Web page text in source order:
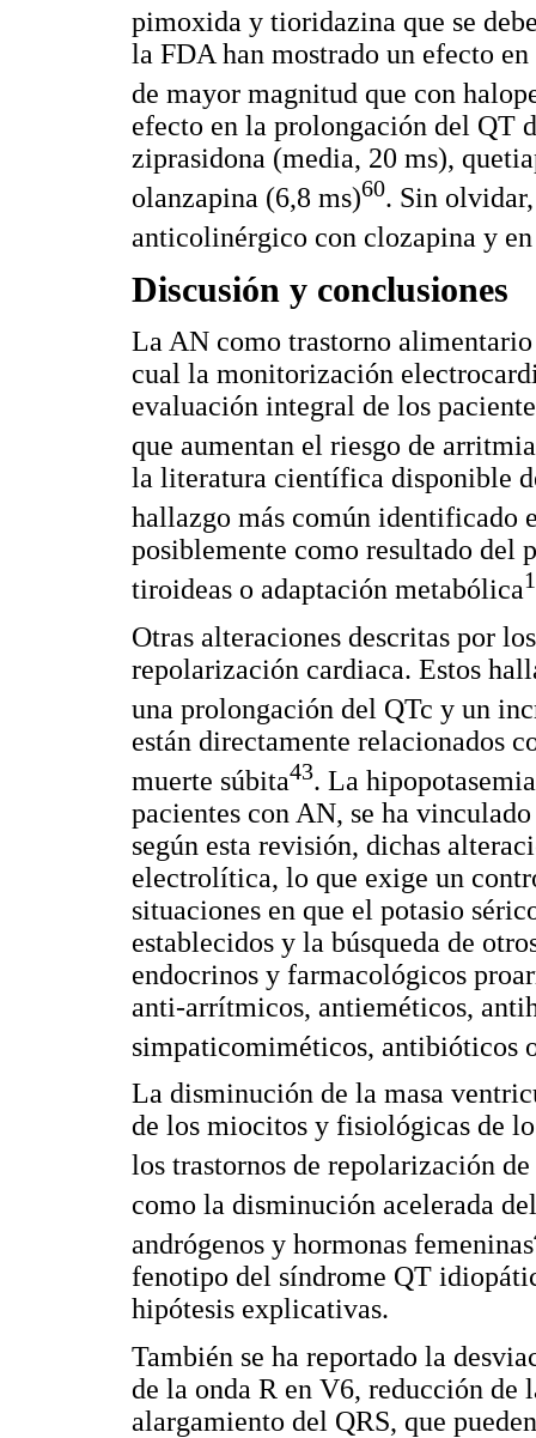
pimoxida y tioridazina que se
la FDA han mostrado un efecto
de mayor magnitud que con
efecto en la prolongación del QT
ziprasidona (media, 20 ms),
olanzapina (6,8 ms)60. Sin
anticolinérgico con clozapina y
Discusión y conclusiones
La AN como trastorno
cual la monitorización
evaluación integral de los
que aumentan el riesgo de
la literatura científica disponible
hallazgo más común identificado
posiblemente como resultado del
tiroideas o adaptación metabólica
Otras alteraciones descritas por
repolarización cardiaca. Estos
una prolongación del QTc y un
están directamente relacionados
muerte súbita43. La
pacientes con AN, se ha
según esta revisión, dichas
electrolítica, lo que exige un
situaciones en que el potasio
establecidos y la búsqueda de
endocrinos y farmacológicos
anti-arrítmicos, antieméticos,
simpaticomiméticos, antibióticos
La disminución de la masa
de los miocitos y fisiológicas de
los trastornos de repolarización de
como la disminución acelerada
andrógenos y hormonas femeninas
fenotipo del síndrome QT
hipótesis explicativas.
También se ha reportado la
de la onda R en V6, reducción
alargamiento del QRS, que